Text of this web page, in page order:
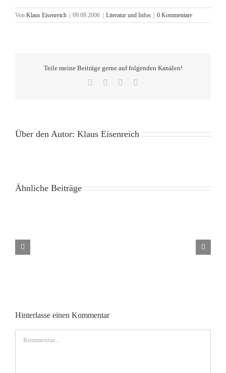
Von Klaus Eisenreich 09.09.2006 Literatur und Infos 0 Kommentare
Teile meine Beiträge gerne auf folgenden Kanälen!
Facebook Pinterest
Über den Autor: Klaus Eisenreich
Ähnliche Beiträge
Hinterlasse einen Kommentar